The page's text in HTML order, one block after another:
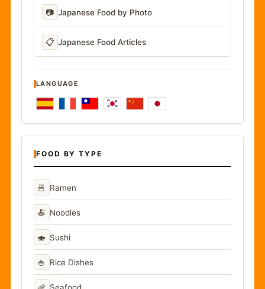
📷 Japanese Food by Photo
📋 Japanese Food Articles
LANGUAGE
FOOD BY TYPE
🍜 Ramen
🍝 Noodles
🍣 Sushi
🍚 Rice Dishes
🦐 Seafood